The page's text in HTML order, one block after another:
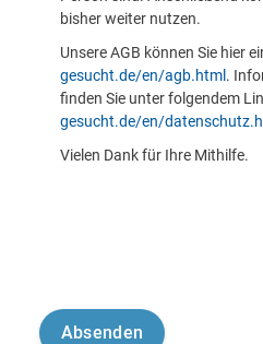
bisher weiter nutzen.
Unsere AGB können Sie hier
gesucht.de/en/agb.html .
finden Sie unter folgendem
gesucht.de/en/
Vielen Dank für Ihre Mithilfe.